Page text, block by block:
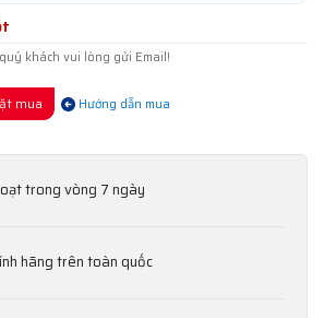
khách vui lòng gửi Email!
mua Hướng dẫn mua
trong vòng 7 ngày
hãng trên toàn quốc